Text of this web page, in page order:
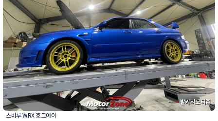
발키리모터존
스바루 WRX 호크아이